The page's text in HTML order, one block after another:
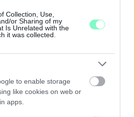
Collection, Use,
or Sharing of my
Is Unrelated with the
it was collected.
to enable storage
like cookies on web or
apps.
is várják az érdeklődőket augusztus